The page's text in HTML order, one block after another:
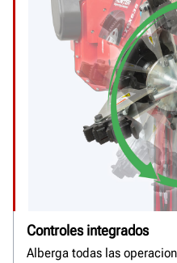
Controles integrados
Alberga todas las